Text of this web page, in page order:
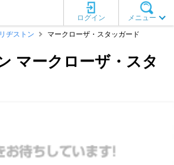
メニュー
ログイン
ヂストン マークローザ・スタッガード
マークローザ・スタ